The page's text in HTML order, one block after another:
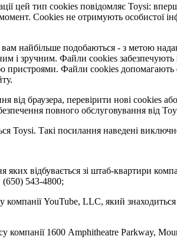
цей тип cookies повідомляє Toysi:
Сookies не отримують особистої
найбільше подобаються - з метою
і зручним. Файли cookies
Файли cookies допомагають
браузера, перевірити нові cookies
повного обслуговування від
Toysi. Такі посилання наведені
відбувається зі штаб-квартири
543-4800;
компанії YouTube, LLC, який
компанії 1600 Amphitheatre Parkway,